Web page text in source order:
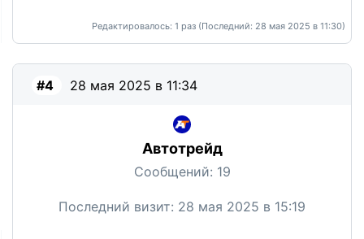
Редактировалось: 1 раз (Последний: 28 мая 2025 в 11:30)
#4 28 мая 2025 в 11:34
Автотрейд
Сообщений: 19
Последний визит: 28 мая 2025 в 15:19